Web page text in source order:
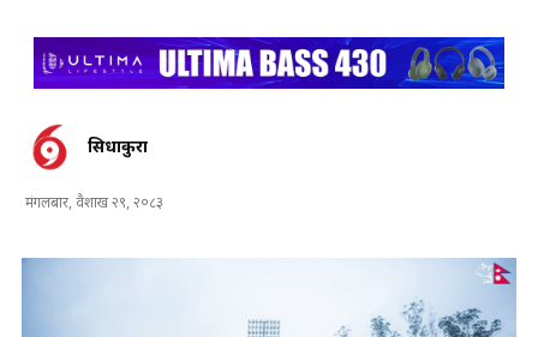
सिधाकुरा
मंगलबार, वैशाख २९, २०८३